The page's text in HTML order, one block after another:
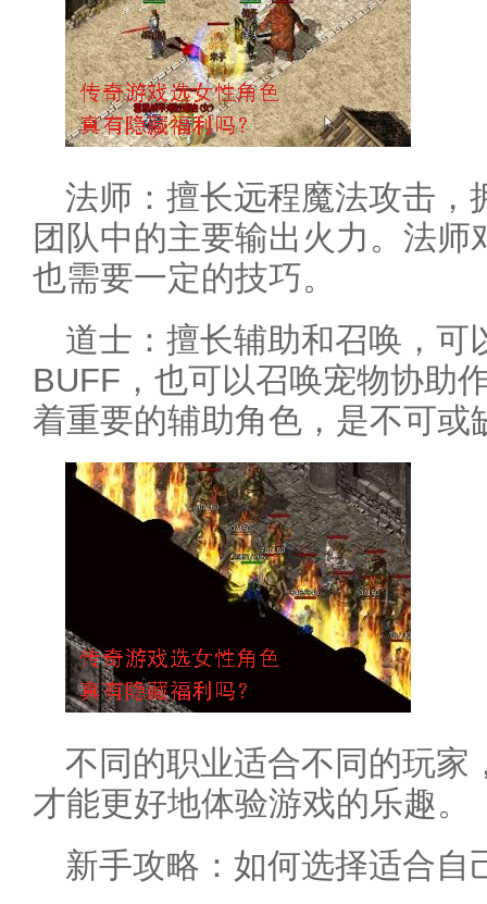
法师：擅长远程魔法攻击，
团队中的主要输出火力。法
也需要一定的技巧。
道士：擅长辅助和召唤，可
BUFF，也可以召唤宠物协助
着重要的辅助角色，是不可或
不同的职业适合不同的玩家
才能更好地体验游戏的乐趣。
新手攻略：如何选择适合自